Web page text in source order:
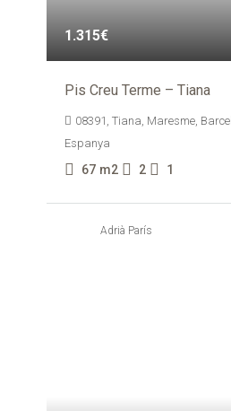
1.315€
Pis Creu Terme – Tiana
08391, Tiana, Maresme,
Espanya
67 m2 2 1
Adrià París